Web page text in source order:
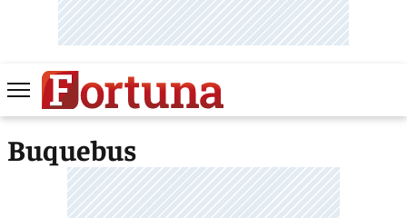
Buquebus